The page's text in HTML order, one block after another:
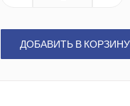
ДОБАВИТЬ В КОРЗИНУ